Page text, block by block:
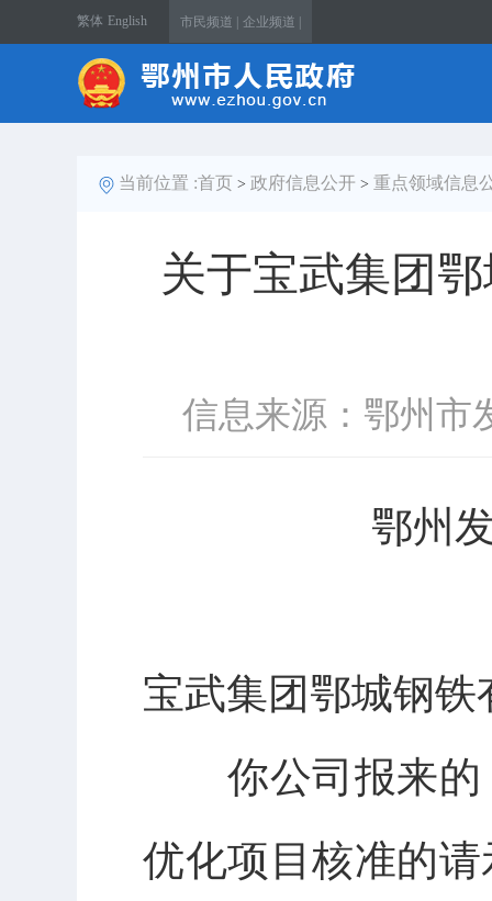
繁体 English 市民频道 | 企业频道 |
当前位置 :首页 > 政府信息公开 > 重点领域信息
关于宝武集团
信息来源：鄂州市
鄂州
宝武集团鄂城钢铁
你公司报来的
优化项目核准的